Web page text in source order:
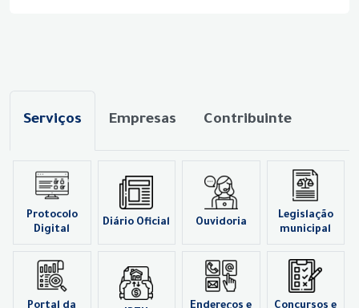
Serviços Empresas Contribuinte
Protocolo
Digital
Diário Oficial Ouvidoria
Legislação
municipal